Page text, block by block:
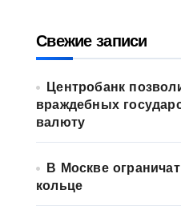
Свежие записи
Центробанк
враждебных
валюту
В Москве
кольце